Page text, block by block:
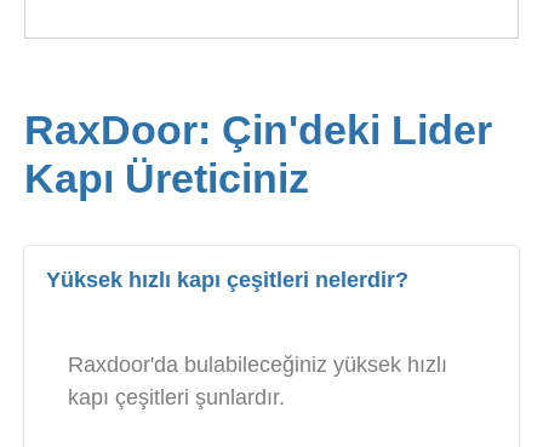
RaxDoor: Çin'deki Lider
Kapı Üreticiniz
Yüksek hızlı kapı çeşitleri nelerdir?
Raxdoor'da bulabileceğiniz yüksek hızlı
kapı çeşitleri şunlardır.